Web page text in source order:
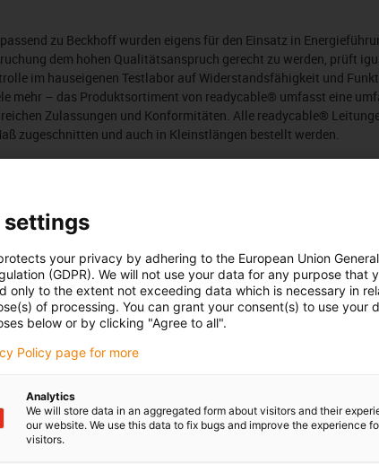
zu Beckhoff wurden eigens für den Einsatz in
dem hohen Qualitätsanspruch gerecht zu werden, prüft
im hauseigenen Testlabor auf Widerstandsfähigkeit und
mehr – das Produktsortiment von readycable® umfasst eine
Zulassungen und Konformitäten. Alle readycable®
zugeschnitten und auch in Kleinstlängen bestellt werden.
Kategorie sind derzeit leider keine Produkte
eine individuelle Lösung? Der igus® LiveChat hilft
uns eine Nachricht!
Lob & Kritik
your privacy by adhering to the European Union
(GDPR). We will not use your data for any purpose that
only to the extent not exceeding data which is necessary in
of processing. You can grant your consent(s) to use your
below or by clicking "Agree to all".
Policy page for more
Analytics
We will store data in an aggregated form about visitors and their
our website. We use this data to fix bugs and improve the experience
visitors.